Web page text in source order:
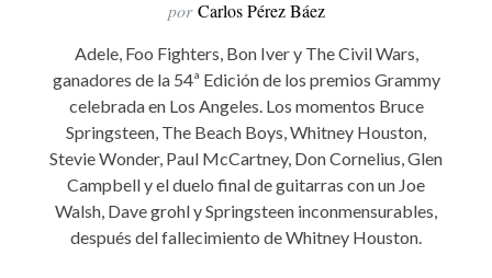
por Carlos Pérez Báez
Adele, Foo Fighters, Bon Iver y The Civil Wars,
ganadores de la 54ª Edición de los premios Grammy
celebrada en Los Angeles. Los momentos Bruce
Springsteen, The Beach Boys, Whitney Houston,
Stevie Wonder, Paul McCartney, Don Cornelius, Glen
Campbell y el duelo final de guitarras con un Joe
Walsh, Dave grohl y Springsteen inconmensurables,
después del fallecimiento de Whitney Houston.